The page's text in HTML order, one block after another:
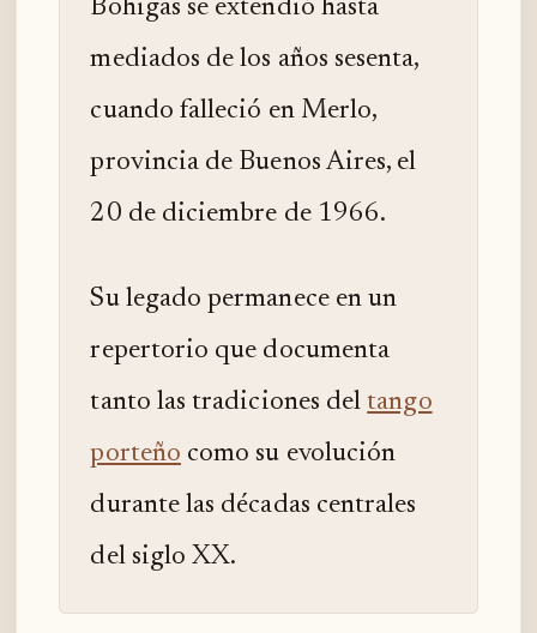
Bohigas se extendió hasta
mediados de los años sesenta,
cuando falleció en Merlo,
provincia de Buenos Aires, el
20 de diciembre de 1966.
Su legado permanece en un
repertorio que documenta
tanto las tradiciones del tango
porteño como su evolución
durante las décadas centrales
del siglo XX.